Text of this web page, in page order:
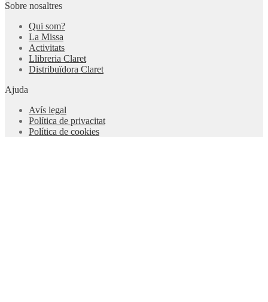
Sobre nosaltres
Qui som?
La Missa
Activitats
Llibreria Claret
Distribuïdora Claret
Ajuda
Avís legal
Política de privacitat
Política de cookies